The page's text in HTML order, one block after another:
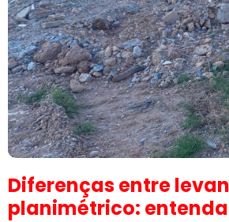
Diferenças entre
planimétrico: